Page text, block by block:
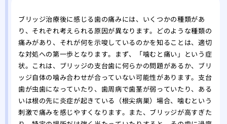
奥
い
歯
た
ブリッジ治療後に感じる歯の痛みには、いくつかの種類があ
り、それぞれ考えられる原因が異なります。どのような種類の
痛みがあり、それが何を示唆しているのかを知ることは、適切
な対処への第一歩となります。まず、「噛むと痛い」という症
状。これは、ブリッジの支台歯に何らかの問題があるか、ブリ
ッジ自体の噛み合わせが合っていない可能性があります。支台
歯が虫歯になっていたり、歯周病で歯茎が弱っていたり、ある
いは根の先に炎症が起きている（根尖病巣）場合、噛むという
刺激で痛みを感じやすくなります。また、ブリッジが高すぎた